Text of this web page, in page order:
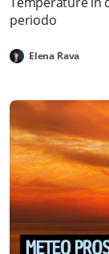
periodo
Elena Rava